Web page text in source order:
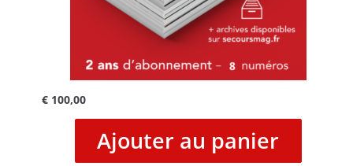
€100,00
Ajouter au panier